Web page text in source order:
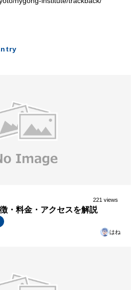
221 views
・料金・アクセスを解説
はね